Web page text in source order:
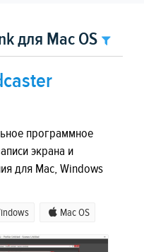
для Mac OS
программное
экрана и
для Mac, Windows
Mac OS